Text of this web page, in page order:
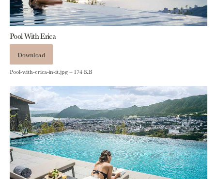
Pool With Erica
Download
Pool-with-erica-in-it.jpg – 174 KB